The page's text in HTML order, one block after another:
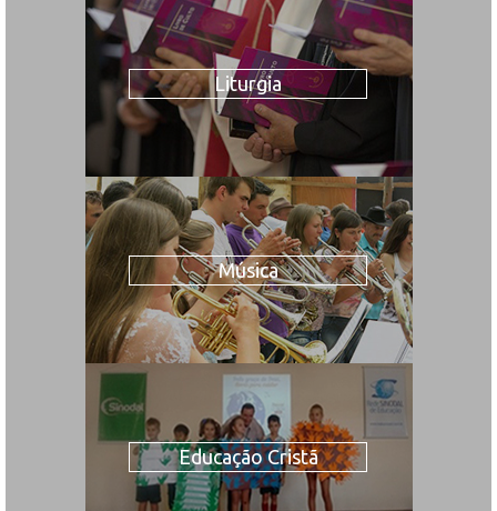
Liturgia
Música
Educação Cristã